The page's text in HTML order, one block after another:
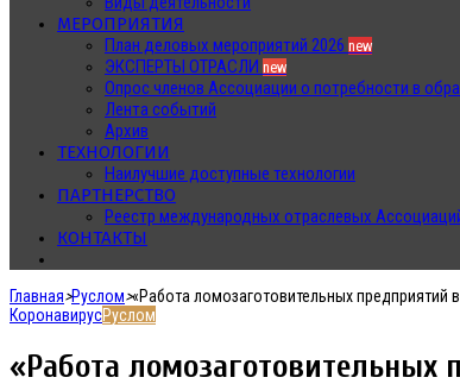
МЕРОПРИЯТИЯ
План деловых мероприятий 2026 new
ЭКСПЕРТЫ ОТРАСЛИ new
Опрос членов Ассоциации о потребности в
Лента событий
Архив
ТЕХНОЛОГИИ
Наилучшие доступные технологии
ПАРТНЕРСТВО
Реестр международных отраслевых
КОНТАКТЫ
Главная>Руслом>«Работа ломозаготовительных предприятий
КоронавирусРуслом
«Работа ломозаготовительных